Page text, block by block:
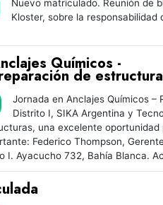
Nuevo matriculado. Reunión de
Kloster, sobre la
Químicos -
de
Jornada en Anclajes Químicos –
Distrito I, SIKA Argentina y
una excelente
Federico Thompson,
I. Ayacucho 732, Bahía Blanca.